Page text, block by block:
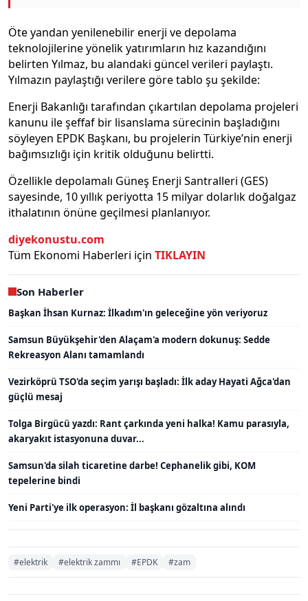
Öte yandan yenilenebilir enerji ve depolama
teknolojilerine yönelik yatırımların hız kazandığını
belirten Yılmaz, bu alandaki güncel verileri paylaştı.
Yılmazın paylaştığı verilere göre tablo şu şekilde:
Enerji Bakanlığı tarafından çıkartılan depolama projeleri
kanunu ile şeffaf bir lisanslama sürecinin başladığını
söyleyen EPDK Başkanı, bu projelerin Türkiye’nin enerji
bağımsızlığı için kritik olduğunu belirtti.
Özellikle depolamalı Güneş Enerji Santralleri (GES)
sayesinde, 10 yıllık periyotta 15 milyar dolarlık doğalgaz
ithalatının önüne geçilmesi planlanıyor.
diyekonustu.com
Tüm Ekonomi Haberleri için TIKLAYIN
Son Haberler
Başkan İhsan Kurnaz: İlkadım'ın geleceğine yön veriyoruz
Samsun Büyükşehir'den Alaçam'a modern dokunuş: Sedde
Rekreasyon Alanı tamamlandı
Vezirköprü TSO'da seçim yarışı başladı: İlk aday Hayati Ağca'dan
güçlü mesaj
Tolga Birgücü yazdı: Rant çarkında yeni halka! Kamu parasıyla,
akaryakıt istasyonuna duvar...
Samsun'da silah ticaretine darbe! Cephanelik gibi, KOM
tepelerine bindi
Yeni Parti'ye ilk operasyon: İl başkanı gözaltına alındı
#elektrik #elektrik zammı #EPDK #zam